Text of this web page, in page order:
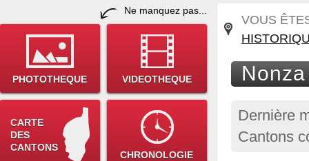
Ne manquez pas...
PHOTOTHEQUE VIDEOTHEQUE
CARTE
DES
CANTONS
CHRONOLOGIE
VOUS
Dernière
Cantons